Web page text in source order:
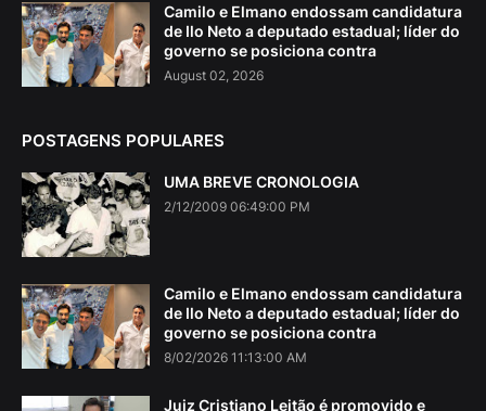
Camilo e Elmano endossam candidatura
de Ilo Neto a deputado estadual; líder do
governo se posiciona contra
August 02, 2026
POSTAGENS POPULARES
UMA BREVE CRONOLOGIA
2/12/2009 06:49:00 PM
Camilo e Elmano endossam candidatura
de Ilo Neto a deputado estadual; líder do
governo se posiciona contra
8/02/2026 11:13:00 AM
Juiz Cristiano Leitão é promovido e